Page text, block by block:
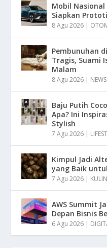
Mobil Nasional
Siapkan
8 Agu 2026 |
Pembunuhan
Tragis, Suami
Malam
8 Agu 2026 | NEWS
Baju Putih
Apa? Ini
Stylish
7 Agu 2026 |
Kimpul Jadi
yang Baik
7 Agu 2026 |
AWS Summit
Depan Bisnis
6 Agu 2026 |